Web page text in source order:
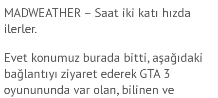
MADWEATHER – Saat iki katı hızda
ilerler.
Evet konumuz burada bitti, aşağıdaki
bağlantıyı ziyaret ederek GTA 3
oyunununda var olan, bilinen ve